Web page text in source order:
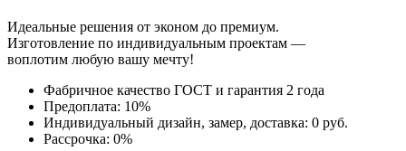
Идеальные решения от эконом до премиум.
Изготовление по индивидуальным проектам —
воплотим любую вашу мечту!
Фабричное качество ГОСТ и гарантия 2 года
Предоплата: 10%
Индивидуальный дизайн, замер, доставка: 0 руб.
Рассрочка: 0%